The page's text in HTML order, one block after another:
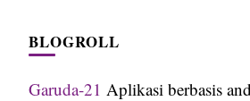
BLOGROLL
Garuda-21 Aplikasi berbasis